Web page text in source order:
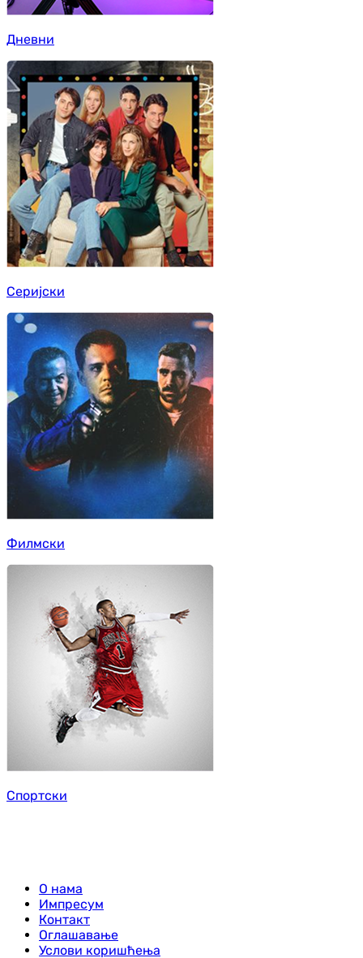
Дневни
Серијски
Филмски
Спортски
О нама
Импресум
Контакт
Оглашавање
Услови коришћења